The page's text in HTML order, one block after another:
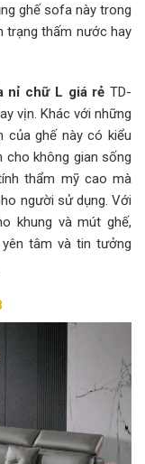
ghế sofa này trong
trạng thấm nước hay
nỉ chữ L giá rẻ TD-
vịn. Khác với những
của ghế này có kiểu
không gian sống
thẩm mỹ cao mà
người sử dụng. Với
khung và mút ghế,
tâm và tin tưởng